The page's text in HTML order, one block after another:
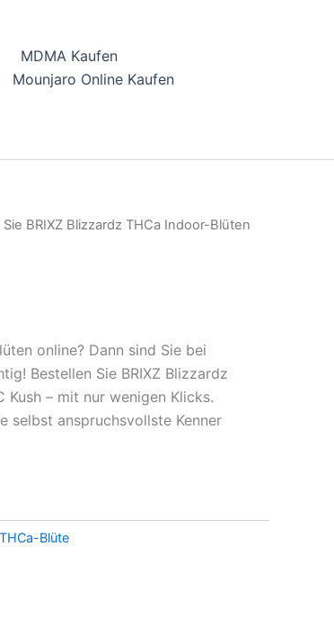
MDMA Kaufen
Mounjaro Online Kaufen
BRIXZ Blizzardz THCa Indoor-Blüten
online? Dann sind Sie bei
Bestellen Sie BRIXZ Blizzardz
Kush – mit nur wenigen Klicks.
selbst anspruchsvollste Kenner
THCa-Blüte